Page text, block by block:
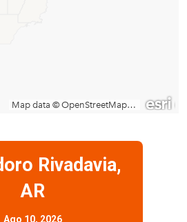
Rivadavia,
AR
Ago 10, 2026